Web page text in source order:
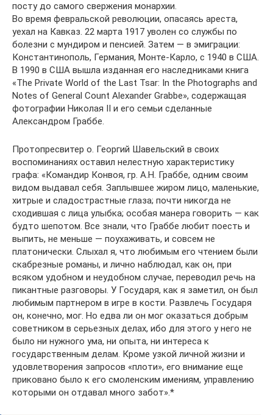
посту до самого свержения монархии.
Во время февральской революции, опасаясь ареста,
уехал на Кавказ. 22 марта 1917 уволен со службы по
болезни с мундиром и пенсией. Затем — в эмиграции:
Константинополь, Германия, Монте-Карло, с 1940 в США.
В 1990 в США вышла изданная его наследниками книга
«The Private World of the Last Tsar: In the Photographs and
Notes of General Count Alexander Grabbe», содержащая
фотографии Николая II и его семьи сделанные
Александром Граббе.
Протопресвитер о. Георгий Шавельский в своих
воспоминаниях оставил нелестную характеристику
графа: «Командир Конвоя, гр. А.Н. Граббе, одним своим
видом выдавал себя. Заплывшее жиром лицо, маленькие,
хитрые и сладострастные глаза; почти никогда не
сходившая с лица улыбка; особая манера говорить — как
будто шепотом. Все знали, что Граббе любит поесть и
выпить, не меньше — поухаживать, и совсем не
платонически. Слыхал я, что любимым его чтением были
скабрезные романы, и лично наблюдал, как он, при
всяком удобном и неудобном случае, переводил речь на
пикантные разговоры. У Государя, как я заметил, он был
любимым партнером в игре в кости. Развлечь Государя
он, конечно, мог. Но едва ли он мог оказаться добрым
советником в серьезных делах, ибо для этого у него не
было ни нужного ума, ни опыта, ни интереса к
государственным делам. Кроме узкой личной жизни и
удовлетворения запросов «плоти», его внимание еще
приковано было к его смоленским имениям, управлению
которыми он отдавал много забот».*